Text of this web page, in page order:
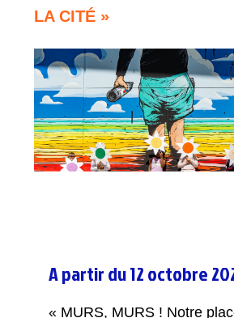
LA CITÉ »
A partir du 12 octobre
« MURS, MURS ! Notre